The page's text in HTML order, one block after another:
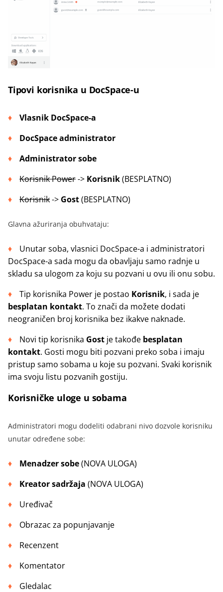
Tipovi korisnika u DocSpace-u
Vlasnik DocSpace-a
DocSpace administrator
Administrator sobe
Korisnik Power-> Korisnik(BESPLATNO)
Korisnik-> Gost(BESPLATNO)
Glavna ažuriranja obuhvataju:
Unutar soba, vlasnici DocSpace-a i administratori
DocSpace-a sada mogu da obavljaju samo radnje u
skladu sa ulogom za koju su pozvani u ovu ili onu sobu.
Tip korisnika Power je postao Korisnik, i sada je
besplatan kontakt. To znači da možete dodati
neograničen broj korisnika bez ikakve naknade.
Novi tip korisnika Gost je takođe besplatan
kontakt. Gosti mogu biti pozvani preko soba i imaju
pristup samo sobama u koje su pozvani. Svaki korisnik
ima svoju listu pozvanih gostiju.
Korisničke uloge u sobama
Administratori mogu dodeliti odabrani nivo dozvole korisniku
unutar određene sobe:
Menadzer sobe(NOVA ULOGA)
Kreator sadržaja (NOVA ULOGA)
Uređivač
Obrazac za popunjavanje
Recenzent
Komentator
Gledalac